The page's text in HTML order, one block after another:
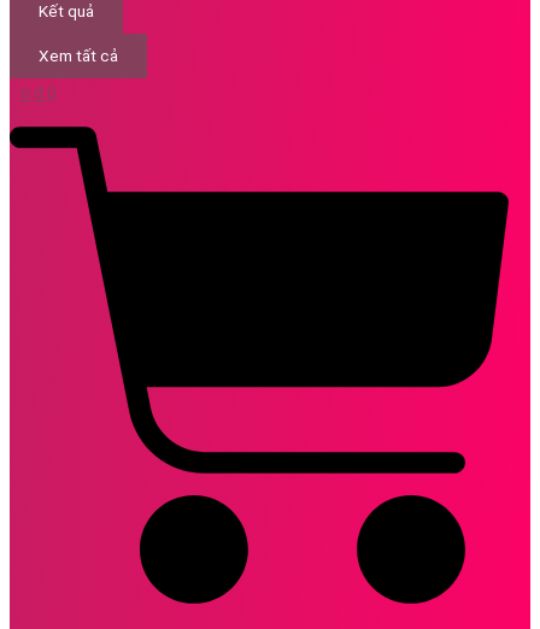
Kết quả
Xem tất cả
0 ₫ 0